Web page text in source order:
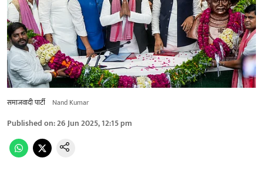
समाजवादी पार्टी Nand Kumar
Published on:26 Jun 2025, 12:15 pm